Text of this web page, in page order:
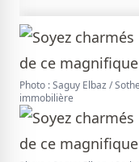
Photo : Saguy Elbaz /
immobilière